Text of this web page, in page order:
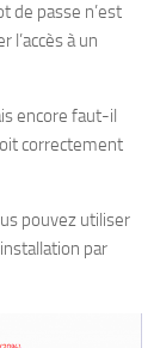
de passe n’est
l’accès à un
encore faut-il
correctement
pouvez utiliser
par